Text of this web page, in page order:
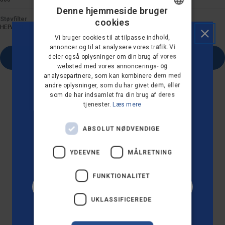
Støvfilter
HEPA 13
Tilføj til kurv
GERMAN
DUTCH
FRENCH
FINNISH
PORTUGUESE
ENGLISH
AUSTRIA
Denne hjemmeside bruger
cookies
Vi bruger cookies til at tilpasse indhold,
annoncer og til at analysere vores trafik. Vi
deler også oplysninger om din brug af vores
websted med vores annoncerings- og
analysepartnere, som kan kombinere dem med
andre oplysninger, som du har givet dem, eller
som de har indsamlet fra din brug af deres
tjenester. Læs mere
ABSOLUT NØDVENDIGE
YDEEVNE MÅLRETNING
FUNKTIONALITET
UKLASSIFICEREDE
VIL DU HAVE 10 %
ORDRE?
Nej tak